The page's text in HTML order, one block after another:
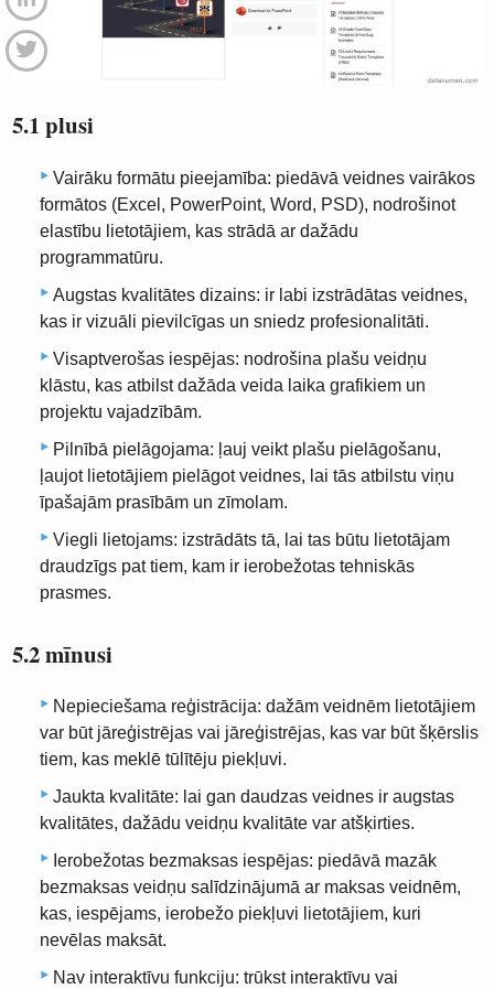
5.1 plusi
Vairāku formātu pieejamība: piedāvā veidnes vairākos
formātos (Excel, PowerPoint, Word, PSD), nodrošinot
elastību lietotājiem, kas strādā ar dažādu
programmatūru.
Augstas kvalitātes dizains: ir labi izstrādātas veidnes,
kas ir vizuāli pievilcīgas un sniedz profesionalitāti.
Visaptverošas iespējas: nodrošina plašu veidņu
klāstu, kas atbilst dažāda veida laika grafikiem un
projektu vajadzībām.
Pilnībā pielāgojama: ļauj veikt plašu pielāgošanu,
ļaujot lietotājiem pielāgot veidnes, lai tās atbilstu viņu
īpašajām prasībām un zīmolam.
Viegli lietojams: izstrādāts tā, lai tas būtu lietotājam
draudzīgs pat tiem, kam ir ierobežotas tehniskās
prasmes.
5.2 mīnusi
Nepieciešama reģistrācija: dažām veidnēm lietotājiem
var būt jāreģistrējas vai jāreģistrējas, kas var būt šķērslis
tiem, kas meklē tūlītēju piekļuvi.
Jaukta kvalitāte: lai gan daudzas veidnes ir augstas
kvalitātes, dažādu veidņu kvalitāte var atšķirties.
Ierobežotas bezmaksas iespējas: piedāvā mazāk
bezmaksas veidņu salīdzinājumā ar maksas veidnēm,
kas, iespējams, ierobežo piekļuvi lietotājiem, kuri
nevēlas maksāt.
Nav interaktīvu funkciju: trūkst interaktīvu vai